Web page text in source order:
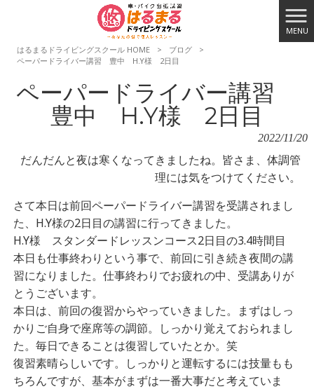
MENU
はるまるドライビングスクール HOME
> ブログ
>
ペーパードライバー講習 豊中 H.Y様 2日目
ペーパードライバー講習
豊中 H.Y様 2日目
2022/11/20
だんだんと夜は寒くなってきましたね。皆さま、体調管
理には気をつけてください。
さて本日は前回ペーパードライバー講習を受講されまし
た、H.Y様の2日目の講習に行ってきました。
H.Y様 スタンダードレッスンコース2日目の3.4時間目
本日も仕事終わりという事で、前回に引き続き夜間の講
習になりました。仕事終わりでお疲れの中、受講ありが
とうございます。
本日は、前回の復習からやっていきました。まずはしっ
かりご自身で座席等の調節。しっかり覚えておられまし
た。毎日できることは復習していたとか。笑
復習素晴らしいです。しっかりと運転するには技量もも
ちろんですが、基本がまずは一番大事だと考えていま